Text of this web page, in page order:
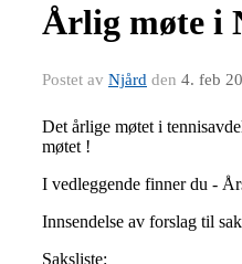
Årlig møte i
Postet av Njård den 4. feb
Det årlige møtet i
møtet !
I vedleggende finner du -
Innsendelse av forslag til
Saksliste: